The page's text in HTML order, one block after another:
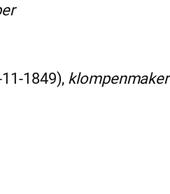
1849), klompenmaker